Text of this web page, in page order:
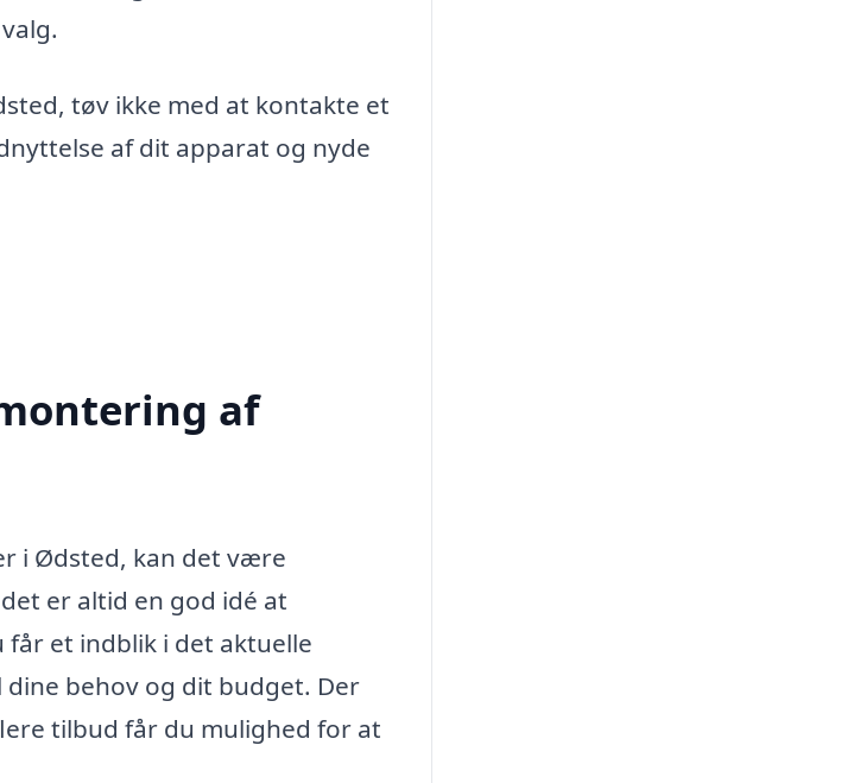
tøv ikke med at kontakte et
af dit apparat og nyde
af
i Ødsted, kan det være
er altid en god idé at
et indblik i det aktuelle
behov og dit budget. Der
tilbud får du mulighed for at